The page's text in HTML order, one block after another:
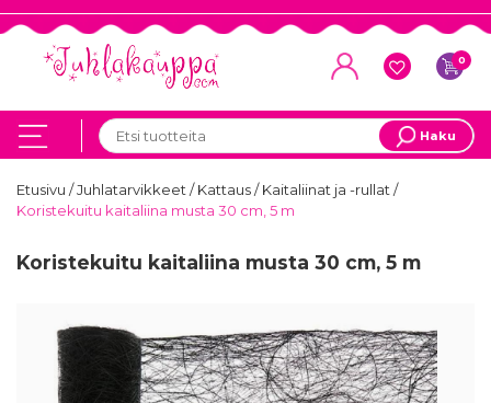
0
Haku
Etusivu /Juhlatarvikkeet/Kattaus/Kaitaliinat ja -rullat/
Koristekuitu kaitaliina musta 30 cm, 5 m
Koristekuitu kaitaliina musta 30 cm, 5 m